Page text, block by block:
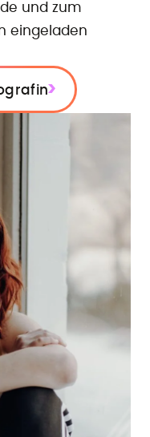
und zum
eingeladen